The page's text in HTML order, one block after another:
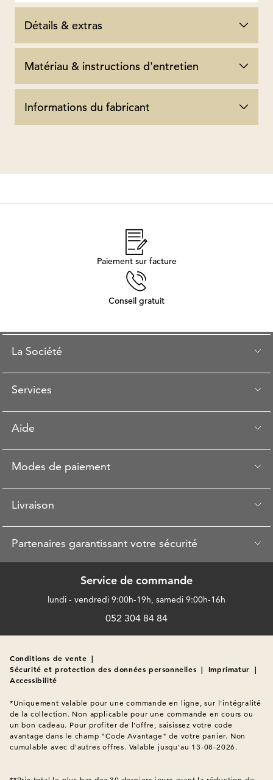
Détails & extras
Matériau & instructions d'entretien
Informations du fabricant
Paiement sur facture
Conseil gratuit
La Société
Services
Aide
Modes de paiement
Livraison
Partenaires garantissant votre sécurité
Service de commande
lundi - vendredi 9:00h-19h, samedi 9:00h-16h
052 304 84 84
Conditions de vente |
Sécurité et protection des données personnelles | Imprimatur |
Accessibilité
*Uniquement valable pour une commande en ligne, sur l'intégralité
de la collection. Non applicable pour une commande en cours ou
un bon cadeau. Pour profiter de l'offre, saisissez votre code
avantage dans le champ "Code Avantage" de votre panier. Non
cumulable avec d'autres offres. Valable jusqu'au 13-08-2026.